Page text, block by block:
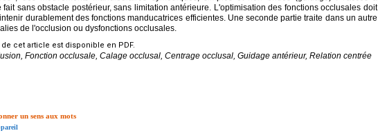
fait sans obstacle postérieur, sans limitation antérieure. L'optimisation des fonctions occlusales doit
durablement des fonctions manducatrices efficientes. Une seconde partie traite dans un autre
de l'occlusion ou dysfonctions occlusales.
cet article est disponible en PDF.
Fonction occlusale, Calage occlusal, Centrage occlusal, Guidage antérieur, Relation centrée
un sens aux mots